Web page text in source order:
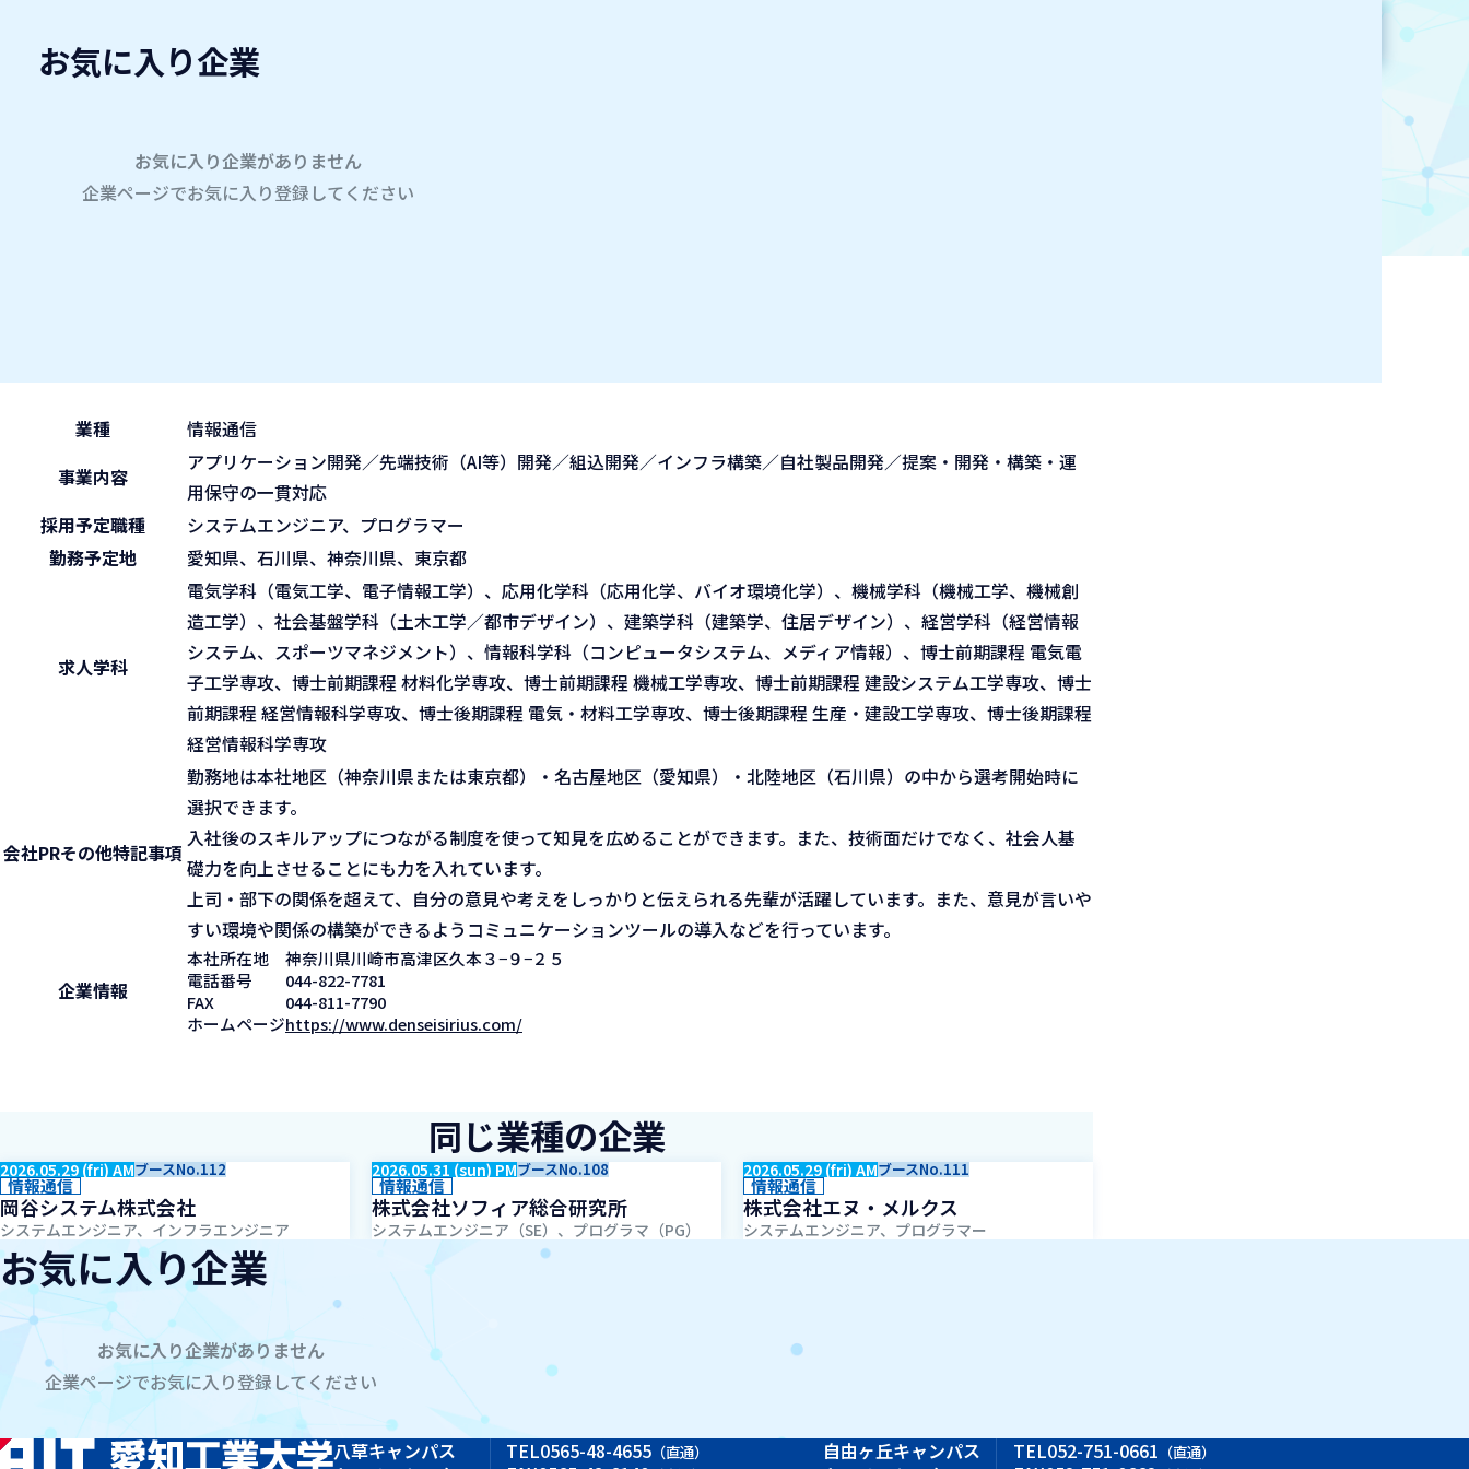
学内企業研究会2026
company
業種
情報通信
事業内容
アプリケーション開発／先端技術（AI等）開発／組込開発／インフラ構築／自社製品開発／提案・開発・構築・運
用保守の一貫対応
採用予定職種
システムエンジニア、プログラマー
勤務予定地
愛知県、石川県、神奈川県、東京都
求人学科
電気学科（電気工学、電子情報工学）、応用化学科（応用化学、バイオ環境化学）、機械学科（機械工学、機械創
造工学）、社会基盤学科（土木工学／都市デザイン）、建築学科（建築学、住居デザイン）、経営学科（経営情報
システム、スポーツマネジメント）、情報科学科（コンピュータシステム、メディア情報）、博士前期課程 電気電
子工学専攻、博士前期課程 材料化学専攻、博士前期課程 機械工学専攻、博士前期課程 建設システム工学専攻、博士
前期課程 経営情報科学専攻、博士後期課程 電気・材料工学専攻、博士後期課程 生産・建設工学専攻、博士後期課程
経営情報科学専攻
会社PRその他特記事項
勤務地は本社地区（神奈川県または東京都）・名古屋地区（愛知県）・北陸地区（石川県）の中から選考開始時に
選択できます。
入社後のスキルアップにつながる制度を使って知見を広めることができます。また、技術面だけでなく、社会人基
礎力を向上させることにも力を入れています。
上司・部下の関係を超えて、自分の意見や考えをしっかりと伝えられる先輩が活躍しています。また、意見が言いや
すい環境や関係の構築ができるようコミュニケーションツールの導入などを行っています。
企業情報
本社所在地
神奈川県川崎市高津区久本３−９−２５
電話番号
044-822-7781
FAX
044-811-7790
ホームページhttps://www.denseisirius.com/
同じ業種の企業
2026.05.29 (fri) AMブースNo.112
情報通信
岡谷システム株式会社
システムエンジニア、インフラエンジニア
2026.05.31 (sun) PMブースNo.108
情報通信
株式会社ソフィア総合研究所
システムエンジニア（SE）、プログラマ（PG）
2026.05.29 (fri) AMブースNo.111
情報通信
株式会社エヌ・メルクス
システムエンジニア、プログラマー
お気に入り企業
お気に入り企業がありません
企業ページでお気に入り登録してください
八草キャンパス
TEL0565-48-4655 （直通）
自由ヶ丘キャンパス
TEL052-751-0661 （直通）
お気に入り企業
お気に入り企業がありません
企業ページでお気に入り登録してください